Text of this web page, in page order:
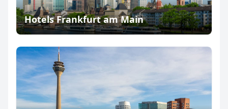
Hotels Frankfurt am Main